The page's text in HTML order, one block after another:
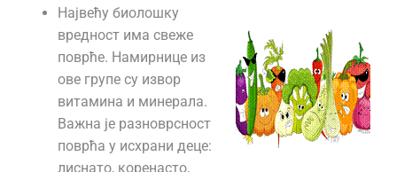
Највећу биолошку
вредност има свеже
поврће. Намирнице из
ове групе су извор
витамина и минерала.
Важна је разноврсност
поврћа у исхрани деце:
лиснато, коренасто,